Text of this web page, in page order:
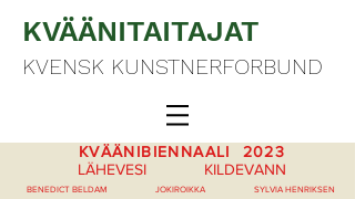
KVÄÄNITAITAJAT
KVENSK KUNSTNERFORBUND
KVÄÄNIBIENNAALI 2023
LÄHEVESI KILDEVANN
BENEDICT BELDAM JOKIROIKKA SYLVIA HENRIKSEN